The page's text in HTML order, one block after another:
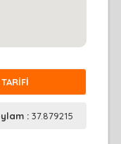
: 37.879215